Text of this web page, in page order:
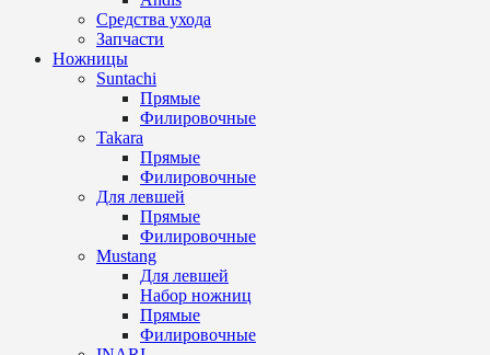
Средства ухода
Запчасти
Ножницы
Suntachi
Прямые
Филировочные
Takara
Прямые
Филировочные
Для левшей
Прямые
Филировочные
Mustang
Для левшей
Набор ножниц
Прямые
Филировочные